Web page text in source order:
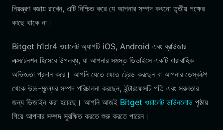
নিয়ন্ত্রণ বজায় রাখেন, এটি নিশ্চিত করে যে আপনার সম্পদ কখনো তৃতীয় পক্ষের
কাছে থাকে না।
Bitget h1dr4 ওয়ালেট অ্যাপটি iOS, Android এবং ব্রাউজার
এক্সটেনশন হিসেবে উপলব্ধ, যা আপনার সমস্ত ডিভাইসে একটি ধারাবাহিক
অভিজ্ঞতা প্রদান করে। আপনি যেতে যেতে ট্রেড করছেন বা আপনার ডেস্কটপ
থেকে উচ্চ-মূল্যের সম্পদ পরিচালনা করছেন, ইন্টারফেসটি গতি এবং সরলতার
জন্য ডিজাইন করা হয়েছে। আপনি আজই Bitget ওয়ালেট ডাউনলোড পৃষ্ঠায়
গিয়ে আপনার সম্পদ সুরক্ষিত করতে শুরু করতে পারেন।